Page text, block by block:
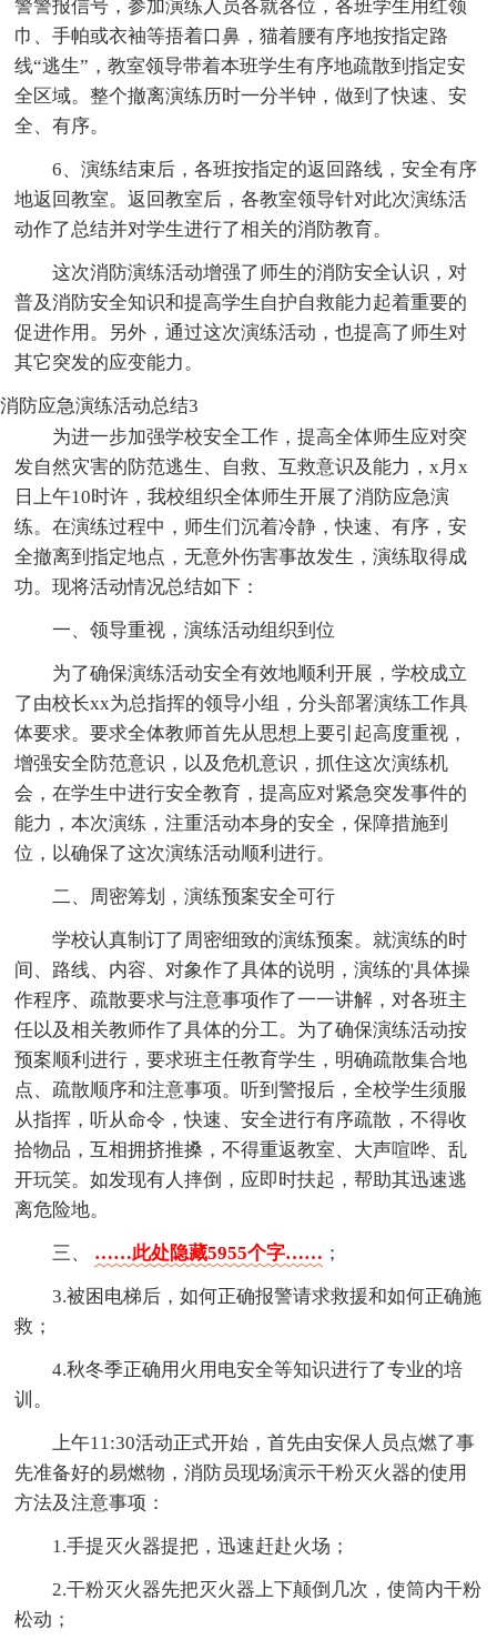
警警报信号，参加演练人员各就各位，各班学生用红领
巾、手帕或衣袖等捂着口鼻，猫着腰有序地按指定路
线“逃生”，教室领导带着本班学生有序地疏散到指定安
全区域。整个撤离演练历时一分半钟，做到了快速、安
全、有序。
6、演练结束后，各班按指定的返回路线，安全有序
地返回教室。返回教室后，各教室领导针对此次演练活
动作了总结并对学生进行了相关的消防教育。
这次消防演练活动增强了师生的消防安全认识，对
普及消防安全知识和提高学生自护自救能力起着重要的
促进作用。另外，通过这次演练活动，也提高了师生对
其它突发的应变能力。
消防应急演练活动总结3
为进一步加强学校安全工作，提高全体师生应对突
发自然灾害的防范逃生、自救、互救意识及能力，x月x
日上午10时许，我校组织全体师生开展了消防应急演
练。在演练过程中，师生们沉着冷静，快速、有序，安
全撤离到指定地点，无意外伤害事故发生，演练取得成
功。现将活动情况总结如下：
一、领导重视，演练活动组织到位
为了确保演练活动安全有效地顺利开展，学校成立
了由校长xx为总指挥的领导小组，分头部署演练工作具
体要求。要求全体教师首先从思想上要引起高度重视，
增强安全防范意识，以及危机意识，抓住这次演练机
会，在学生中进行安全教育，提高应对紧急突发事件的
能力，本次演练，注重活动本身的安全，保障措施到
位，以确保了这次演练活动顺利进行。
二、周密筹划，演练预案安全可行
学校认真制订了周密细致的演练预案。就演练的时
间、路线、内容、对象作了具体的说明，演练的'具体操
作程序、疏散要求与注意事项作了一一讲解，对各班主
任以及相关教师作了具体的分工。为了确保演练活动按
预案顺利进行，要求班主任教育学生，明确疏散集合地
点、疏散顺序和注意事项。听到警报后，全校学生须服
从指挥，听从命令，快速、安全进行有序疏散，不得收
拾物品，互相拥挤推搡，不得重返教室、大声喧哗、乱
开玩笑。如发现有人摔倒，应即时扶起，帮助其迅速逃
离危险地。
三、 ……此处隐藏5955个字…… ；
3.被困电梯后，如何正确报警请求救援和如何正确施
救；
4.秋冬季正确用火用电安全等知识进行了专业的培
训。
上午11:30活动正式开始，首先由安保人员点燃了事
先准备好的易燃物，消防员现场演示干粉灭火器的使用
方法及注意事项：
1.手提灭火器提把，迅速赶赴火场；
2.干粉灭火器先把灭火器上下颠倒几次，使筒内干粉
松动；